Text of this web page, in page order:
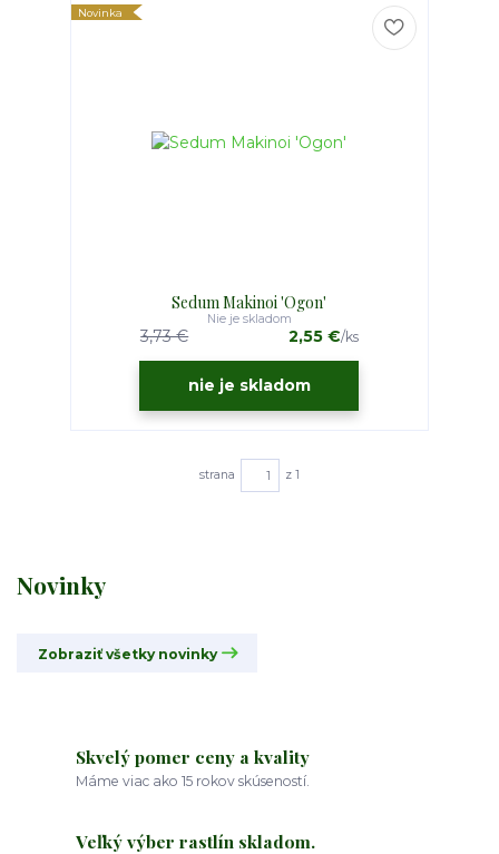
Novinky
Zobraziť všetky novinky
Novinka
Sedum Makinoi 'Ogon'
3,73 € 2,55 €/ks
Nie je skladom
nie je skladom
strana z 1
Skvelý pomer ceny a kvality
Máme viac ako 15 rokov skúseností.
Veľký výber rastlín skladom.